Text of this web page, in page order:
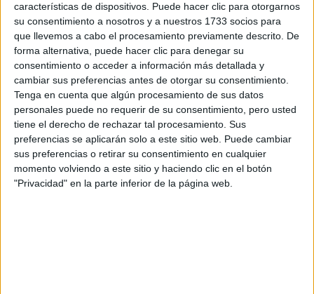
características de dispositivos. Puede hacer clic para otorgarnos
su consentimiento a nosotros y a nuestros 1733 socios para
que llevemos a cabo el procesamiento previamente descrito. De
forma alternativa, puede hacer clic para denegar su
consentimiento o acceder a información más detallada y
cambiar sus preferencias antes de otorgar su consentimiento.
Tenga en cuenta que algún procesamiento de sus datos
personales puede no requerir de su consentimiento, pero usted
tiene el derecho de rechazar tal procesamiento. Sus
preferencias se aplicarán solo a este sitio web. Puede cambiar
sus preferencias o retirar su consentimiento en cualquier
momento volviendo a este sitio y haciendo clic en el botón
"Privacidad" en la parte inferior de la página web.
Producto
Producto
Web pensada para poder ofrecer diferentes
productos propios y ajenos para que los
aficionados los puedan adquirir
Divulgación
Dossier
Webs
Comunicados